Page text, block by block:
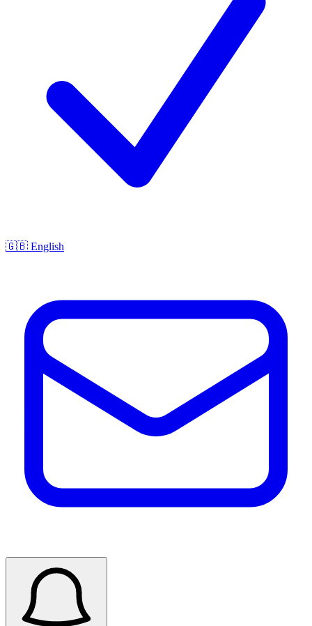
🇬🇧 English